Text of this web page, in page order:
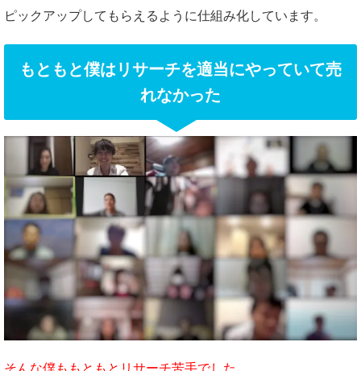
ピックアップしてもらえるように仕組み化しています。
もともと僕はリサーチを適当にやっていて売
れなかった
そんな僕ももともとリサーチ苦手でした。